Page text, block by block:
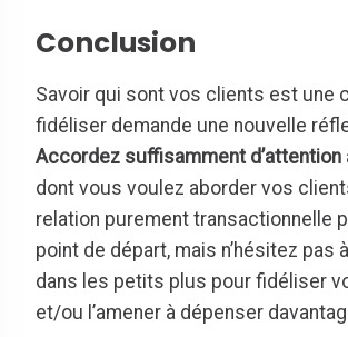
Conclusion
Savoir qui sont vos clients est une
fidéliser demande une nouvelle
Accordez suffisamment d’attention
dont vous voulez aborder vos
relation purement transactionnelle
point de départ, mais n’hésitez pas
dans les petits plus pour fidéliser
et/ou l’amener à dépenser